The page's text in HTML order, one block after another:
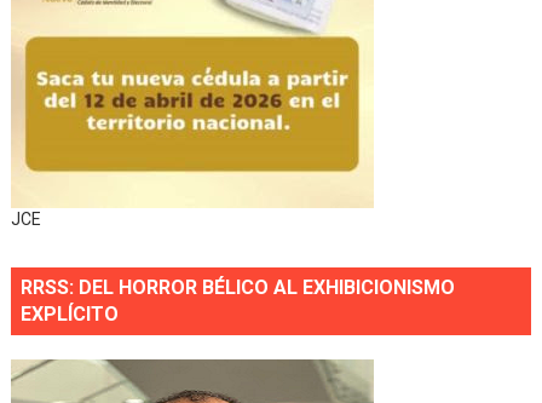
JCE
RRSS: DEL HORROR BÉLICO AL EXHIBICIONISMO
EXPLÍCITO